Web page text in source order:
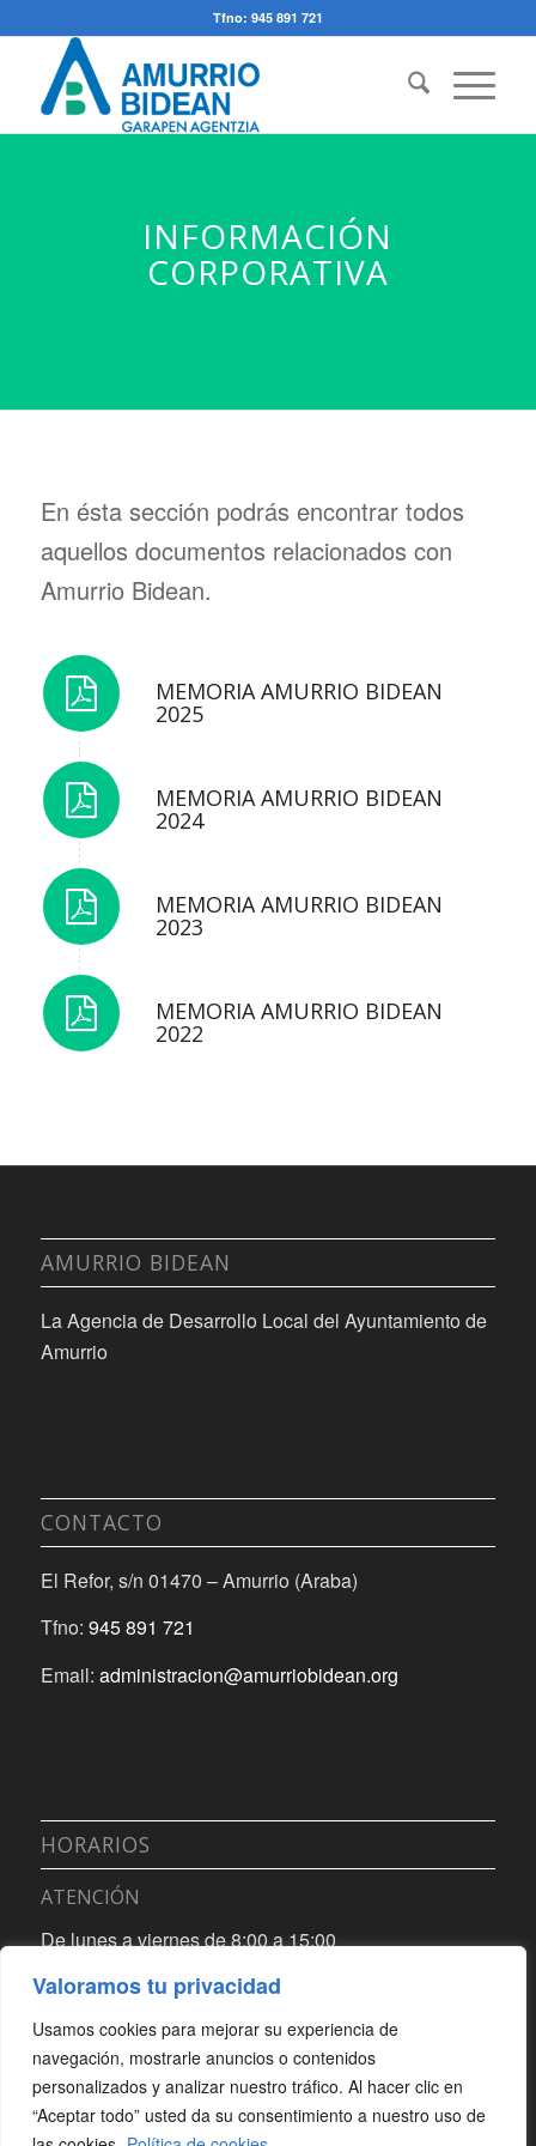
Valoramos tu privacidad
Usamos cookies para mejorar su experiencia de
navegación, mostrarle anuncios o contenidos
personalizados y analizar nuestro tráfico. Al hacer clic en
“Aceptar todo” usted da su consentimiento a nuestro uso de
Tfno: 945 891 721
INFORMACIÓN
CORPORATIVA
En ésta sección podrás encontrar todos
aquellos documentos relacionados con
Amurrio Bidean.
MEMORIA AMURRIO BIDEAN
2025
MEMORIA AMURRIO BIDEAN
2024
MEMORIA AMURRIO BIDEAN
2023
MEMORIA AMURRIO BIDEAN
2022
AMURRIO BIDEAN
La Agencia de Desarrollo Local del Ayuntamiento de
Amurrio
CONTACTO
El Refor, s/n 01470 – Amurrio (Araba)
Tfno: 945 891 721
Email: administracion@amurriobidean.org
HORARIOS
ATENCIÓN
De lunes a viernes de 8:00 a 15:00
INSTALACIONES
De lunes a viernes de 8:00 a 21:00